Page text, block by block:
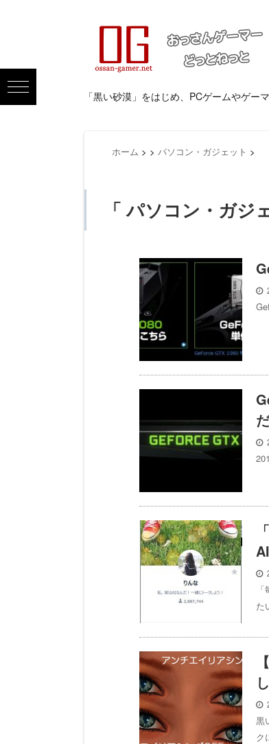
「黒い砂漠」をはじめ、PCゲームやゲー
ホーム > > パソコン・ガジェット >
「 パソコン・ガジ
た
黒
ク